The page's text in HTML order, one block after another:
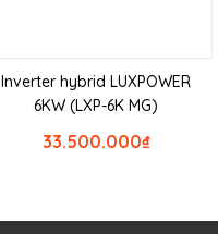
Inverter hybrid LUXPOWER
6KW (LXP-6K MG)
₫
33.500.000